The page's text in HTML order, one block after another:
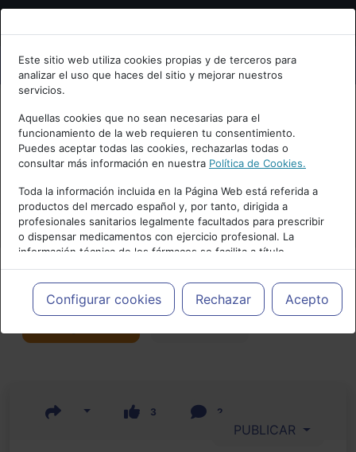
Bienvenid@ a psiquiatria.com
Escribe tu Email
Accede o regístrate con tu email.
Cancelar
Este sitio web utiliza cookies propias y de terceros para
analizar el uso que haces del sitio y mejorar nuestros
servicios.
Aquellas cookies que no sean necesarias para el
funcionamiento de la web requieren tu consentimiento.
Puedes aceptar todas las cookies, rechazarlas todas o
consultar más información en nuestra Política de Cookies.
Toda la información incluida en la Página Web está referida a
productos del mercado español y, por tanto, dirigida a
profesionales sanitarios legalmente facultados para prescribir
o dispensar medicamentos con ejercicio profesional. La
información técnica de los fármacos se facilita a título
meramente informativo, siendo responsabilidad de los
profesionales facultados prescribir medicamentos y decidir, en
cada caso concreto, el tratamiento más adecuado a las
necesidades del paciente.
Configurar cookies Rechazar Acepto
Actualidad y Artículos|Salud mental
3 2
PUBLICAR